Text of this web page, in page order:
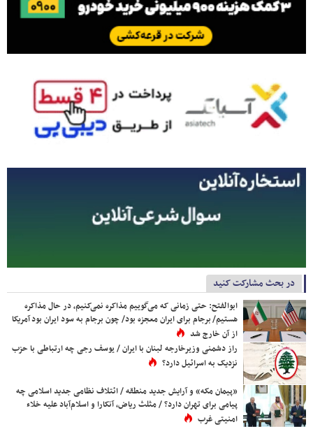
در بحث مشارکت کنید
ابوالفتح: حتی زمانی که می‌گوییم مذاکره نمی‌کنیم، در حال مذاکره
هستیم/ برجام برای ایران معجزه بود/ چون برجام به سود ایران بود آمریکا
از آن خارج شد
راز دشمنی وزیرخارجه لبنان با ایران / یوسف رجی چه ارتباطی با حزب
نزدیک به اسرائیل دارد؟
«پیمان مکه» و آرایش جدید منطقه / ائتلاف نظامی جدید اسلامی چه
پیامی برای تهران دارد؟ / مثلث ریاض، آنکارا و اسلام‌آباد علیه خلاء
امنیتی غرب